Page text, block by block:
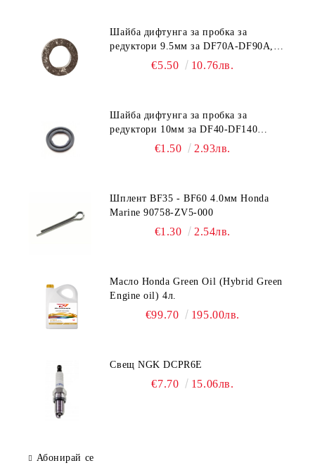
Шайба дифтунга за пробка за
редуктори 9.5мм за DF70A-DF90A,
DF150-DF350 Suzuki 09168-10038
€5.50 10.76лв.
Шайба дифтунга за пробка за
редуктори 10мм за DF40-DF140
Suzuki 09168-10022
€1.50 2.93лв.
Шплент BF35 - BF60 4.0мм Honda
Marine 90758-ZV5-000
€1.30 2.54лв.
Масло Honda Green Oil (Hybrid Green
Engine oil) 4л.
€99.70 195.00лв.
Свещ NGK DCPR6E
€7.70 15.06лв.
Абонирай се